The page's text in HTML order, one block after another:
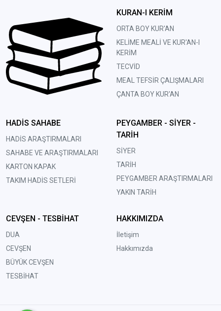
KURAN-I KERİM
ORTA BOY KUR'AN
KELİME MEALİ VE KUR'AN-I
KERİM
TECVİD
MEAL TEFSİR ÇALIŞMALARI
ÇANTA BOY KUR'AN
HADİS SAHABE
HADİS ARAŞTIRMALARI
SAHABE VE ARAŞTIRMALARI
KARTON KAPAK
TAKIM HADİS SETLERİ
PEYGAMBER - SİYER -
TARİH
SİYER
TARİH
PEYGAMBER ARAŞTIRMALARI
YAKIN TARİH
CEVŞEN - TESBİHAT
DUA
CEVŞEN
BÜYÜK CEVŞEN
TESBİHAT
HAKKIMIZDA
İletişim
Hakkımızda